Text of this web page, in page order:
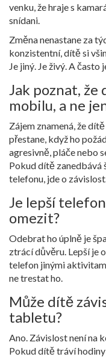
venku, že hraje s
snídani.
Změna nenastane za
konzistentní, dítě si
Je jiný. Je živý. A často
Jak poznat, že
mobilu, a ne
Zájem znamená, že
přestane, když ho
agresivně, pláče nebo
Pokud dítě zanedbává
telefonu, jde o závislost.
Je lepší
omezit?
Odebrat ho úplně je
ztrácí důvěru. Lepší je
telefon jinými
ne trestat ho.
Může dítě
tabletu?
Ano. Závislost není na
Pokud dítě tráví hodiny